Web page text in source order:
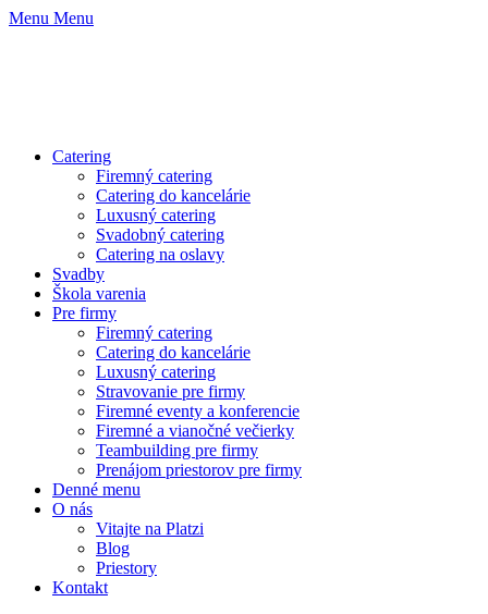
Menu Menu
Catering
Firemný catering
Catering do kancelárie
Luxusný catering
Svadobný catering
Catering na oslavy
Svadby
Škola varenia
Pre firmy
Firemný catering
Catering do kancelárie
Luxusný catering
Stravovanie pre firmy
Firemné eventy a konferencie
Firemné a vianočné večierky
Teambuilding pre firmy
Prenájom priestorov pre firmy
Denné menu
O nás
Vitajte na Platzi
Blog
Priestory
Kontakt